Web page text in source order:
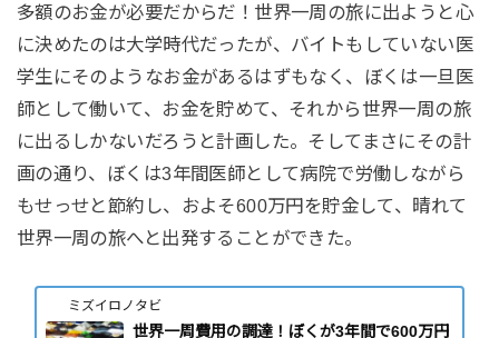
多額のお金が必要だからだ！世界一周の旅に出ようと心
に決めたのは大学時代だったが、バイトもしていない医
学生にそのようなお金があるはずもなく、ぼくは一旦医
師として働いて、お金を貯めて、それから世界一周の旅
に出るしかないだろうと計画した。そしてまさにその計
画の通り、ぼくは3年間医師として病院で労働しながら
もせっせと節約し、およそ600万円を貯金して、晴れて
世界一周の旅へと出発することができた。
ミズイロノタビ
世界一周費用の調達！ぼくが3年間で600万円